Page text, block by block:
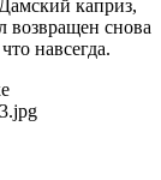
каприз,
возвращен снова
навсегда.